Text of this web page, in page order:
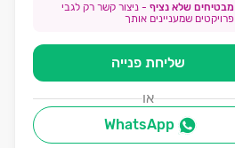
מבטיחים שלא נציף - ניצור קשר רק לגבי
פרויקטים שמעניינים אותך
שליחת פנייה
או
WhatsApp